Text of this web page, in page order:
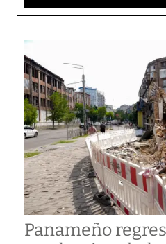
Panameño